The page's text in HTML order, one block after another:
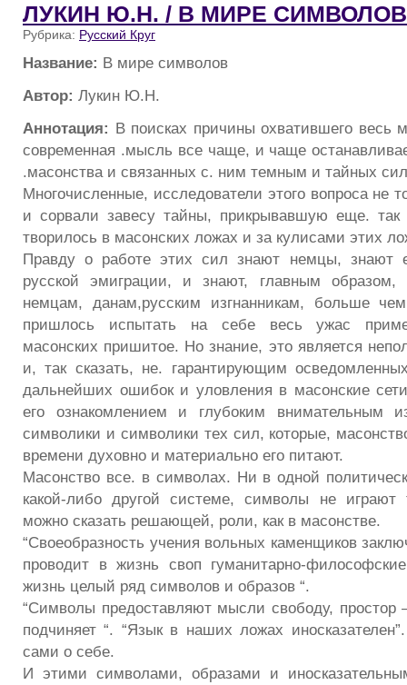
ЛУКИН Ю.Н. / В МИРЕ СИМВОЛОВ
Рубрика: Русский Круг
Название: В мире символов
Автор: Лукин Ю.Н.
Аннотация: В поисках причины охватившего весь
современная .мысль все чаще, и чаще
.масонства и связанных с. ним темным и тайных
Многочисленные, исследователи этого вопроса не
и сорвали завесу тайны, прикрывавшую еще. так
творилось в масонских ложах и за кулисами этих
Правду о работе этих сил знают немцы, знают
русской эмиграции, и знают, главным образом,
немцам, данам,русским изгнанникам, больше
пришлось испытать на себе весь ужас
масонских пришитое. Но знание, это является
и, так сказать, не. гарантирующим
дальнейших ошибок и уловления в масонские
его ознакомлением и глубоким внимательным
символики и символики тех сил, которые,
времени духовно и материально его питают.
Масонство все. в символах. Ни в одной
какой-либо другой системе, символы не играют
можно сказать решающей, роли, как в масонстве.
“Своеобразность учения вольных каменщиков
проводит в жизнь своп гуманитарно-
жизнь целый ряд символов и образов “.
“Символы предоставляют мысли свободу, простор
подчиняет “. “Язык в наших ложах
сами о себе.
И этими символами, образами и